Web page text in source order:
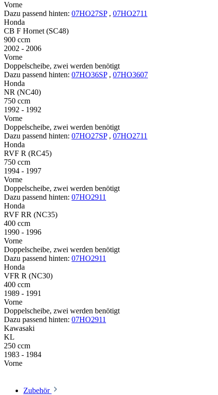
Vorne
Dazu passend hinten: 07HO27SP , 07HO2711
Honda
CB F Hornet (SC48)
900 ccm
2002 - 2006
Vorne
Doppelscheibe, zwei werden benötigt
Dazu passend hinten: 07HO36SP , 07HO3607
Honda
NR (NC40)
750 ccm
1992 - 1992
Vorne
Doppelscheibe, zwei werden benötigt
Dazu passend hinten: 07HO27SP , 07HO2711
Honda
RVF R (RC45)
750 ccm
1994 - 1997
Vorne
Doppelscheibe, zwei werden benötigt
Dazu passend hinten: 07HO2911
Honda
RVF RR (NC35)
400 ccm
1990 - 1996
Vorne
Doppelscheibe, zwei werden benötigt
Dazu passend hinten: 07HO2911
Honda
VFR R (NC30)
400 ccm
1989 - 1991
Vorne
Doppelscheibe, zwei werden benötigt
Dazu passend hinten: 07HO2911
Kawasaki
KL
250 ccm
1983 - 1984
Vorne
Zubehör